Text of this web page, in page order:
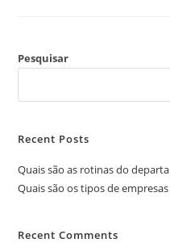
Pesquisar
Recent Posts
Quais são as rotinas do
Quais são os tipos de
Recent Comments